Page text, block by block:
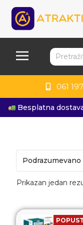
061
Besplatna
Prikazan jedan